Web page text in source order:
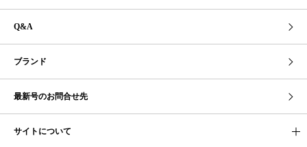
Q&A
ブランド
最新号のお問合せ先
サイトについて